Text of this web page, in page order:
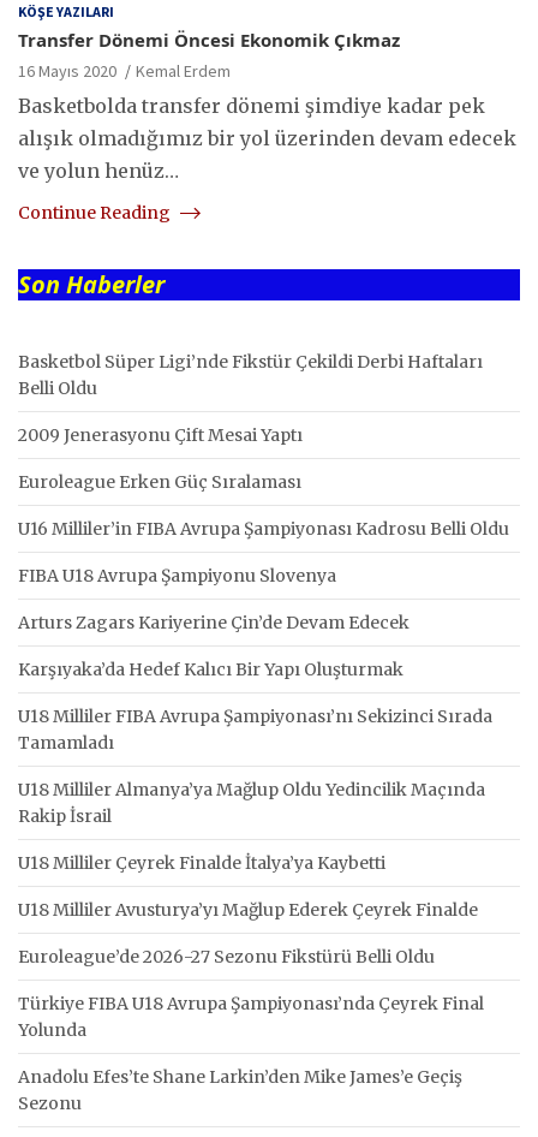
KÖŞE YAZILARI
Transfer Dönemi Öncesi Ekonomik Çıkmaz
16 Mayıs 2020 Kemal Erdem
Basketbolda transfer dönemi şimdiye kadar pek
alışık olmadığımız bir yol üzerinden devam edecek
ve yolun henüz…
Continue Reading
Son Haberler
Basketbol Süper Ligi’nde Fikstür Çekildi Derbi Haftaları
Belli Oldu
2009 Jenerasyonu Çift Mesai Yaptı
Euroleague Erken Güç Sıralaması
U16 Milliler’in FIBA Avrupa Şampiyonası Kadrosu Belli Oldu
FIBA U18 Avrupa Şampiyonu Slovenya
Arturs Zagars Kariyerine Çin’de Devam Edecek
Karşıyaka’da Hedef Kalıcı Bir Yapı Oluşturmak
U18 Milliler FIBA Avrupa Şampiyonası’nı Sekizinci Sırada
Tamamladı
U18 Milliler Almanya’ya Mağlup Oldu Yedincilik Maçında
Rakip İsrail
U18 Milliler Çeyrek Finalde İtalya’ya Kaybetti
U18 Milliler Avusturya’yı Mağlup Ederek Çeyrek Finalde
Euroleague’de 2026-27 Sezonu Fikstürü Belli Oldu
Türkiye FIBA U18 Avrupa Şampiyonası’nda Çeyrek Final
Yolunda
Anadolu Efes’te Shane Larkin’den Mike James’e Geçiş
Sezonu